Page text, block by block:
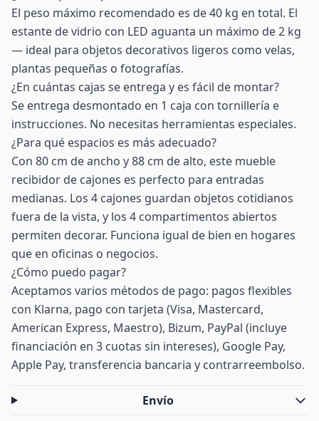
El peso máximo recomendado es de 40 kg en total. El
estante de vidrio con LED aguanta un máximo de 2 kg
— ideal para objetos decorativos ligeros como velas,
plantas pequeñas o fotografías.
¿En cuántas cajas se entrega y es fácil de montar?
Se entrega desmontado en 1 caja con tornillería e
instrucciones. No necesitas herramientas especiales.
¿Para qué espacios es más adecuado?
Con 80 cm de ancho y 88 cm de alto, este mueble
recibidor de cajones es perfecto para entradas
medianas. Los 4 cajones guardan objetos cotidianos
fuera de la vista, y los 4 compartimentos abiertos
permiten decorar. Funciona igual de bien en hogares
que en oficinas o negocios.
¿Cómo puedo pagar?
Aceptamos varios métodos de pago: pagos flexibles
con Klarna, pago con tarjeta (Visa, Mastercard,
American Express, Maestro), Bizum, PayPal (incluye
financiación en 3 cuotas sin intereses), Google Pay,
Apple Pay, transferencia bancaria y contrarreembolso.
Envío